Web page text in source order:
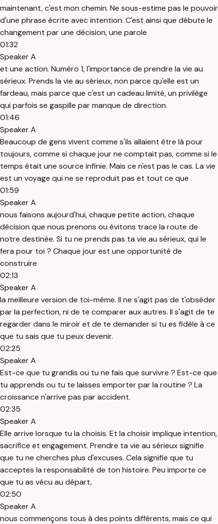
maintenant, c'est mon chemin. Ne sous-estime pas le pouvoir
d'une phrase écrite avec intention. C'est ainsi que débute le
changement par une décision, une parole
01:32
Speaker A
et une action. Numéro 1, l'importance de prendre la vie au
sérieux. Prends la vie au sérieux, non parce qu'elle est un
fardeau, mais parce que c'est un cadeau limité, un privilège
qui parfois se gaspille par manque de direction.
01:46
Speaker A
Beaucoup de gens vivent comme s'ils allaient être là pour
toujours, comme si chaque jour ne comptait pas, comme si le
temps était une source infinie. Mais ce n'est pas le cas. La vie
est un voyage qui ne se reproduit pas et tout ce que
01:59
Speaker A
nous faisons aujourd'hui, chaque petite action, chaque
décision que nous prenons ou évitons trace la route de
notre destinée. Si tu ne prends pas ta vie au sérieux, qui le
fera pour toi ? Chaque jour est une opportunité de
construire
02:13
Speaker A
la meilleure version de toi-même. Il ne s'agit pas de t'obséder
par la perfection, ni de te comparer aux autres. Il s'agit de te
regarder dans le miroir et de te demander si tu es fidèle à ce
que tu sais que tu peux devenir.
02:25
Speaker A
Est-ce que tu grandis ou tu ne fais que survivre ? Est-ce que
tu apprends ou tu te laisses emporter par la routine ? La
croissance n'arrive pas par accident.
02:35
Speaker A
Elle arrive lorsque tu la choisis. Et la choisir implique intention,
sacrifice et engagement. Prendre ta vie au sérieux signifie
que tu ne cherches plus d'excuses. Cela signifie que tu
acceptes la responsabilité de ton histoire. Peu importe ce
que tu as vécu au départ,
02:50
Speaker A
nous commençons tous à des points différents, mais ce qui